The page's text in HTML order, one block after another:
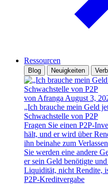
Ressourcen
Blog Neuigkeiten
von Afranga August 3,
„Ich brauche mein Geld
Schwachstelle von P2P
Fragen Sie einen P2P-
hält, und er wird über
ihn beinahe zum
Sie werden eine andere
er sein Geld benötigte
Liquidität, nicht Rendite,
P2P-Kreditvergabe